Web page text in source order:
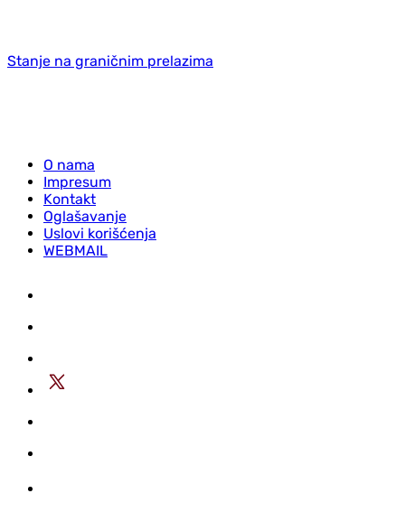
Stanje na graničnim prelazima
O nama
Impresum
Kontakt
Oglašavanje
Uslovi korišćenja
WEBMAIL